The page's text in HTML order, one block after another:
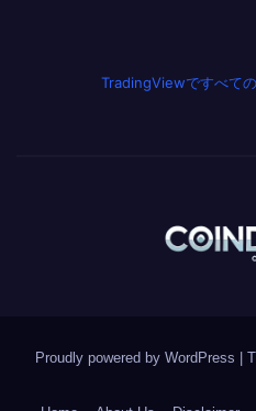
TradingViewですべて
Proudly powered by WordPress |